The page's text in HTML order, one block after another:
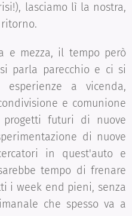
lasciamo lì la nostra,
e mezza, il tempo però
parla parecchio e ci si
esperienze a vicenda,
e comunione
futuri di nuove
di nuove
in quest'auto e
tempo di frenare
i week end pieni, senza
che spesso va a